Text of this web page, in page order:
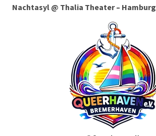
Nachtasyl @ Thalia Theater – Hamburg